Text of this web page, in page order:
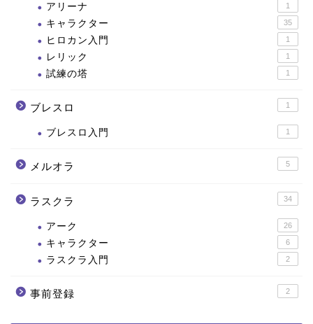
アリーナ 1
キャラクター 35
ヒロカン入門 1
レリック 1
試練の塔 1
ブレスロ 1
ブレスロ入門 1
メルオラ 5
ラスクラ 34
アーク 26
キャラクター 6
ラスクラ入門 2
事前登録 2